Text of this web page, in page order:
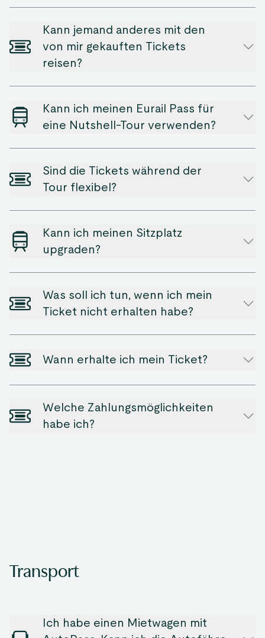
Kann jemand anderes mit den
von mir gekauften Tickets
reisen?
Kann ich meinen Eurail Pass für
eine Nutshell-Tour verwenden?
Sind die Tickets während der
Tour flexibel?
Kann ich meinen Sitzplatz
upgraden?
Was soll ich tun, wenn ich mein
Ticket nicht erhalten habe?
Wann erhalte ich mein Ticket?
Welche Zahlungsmöglichkeiten
habe ich?
Transport
Ich habe einen Mietwagen mit